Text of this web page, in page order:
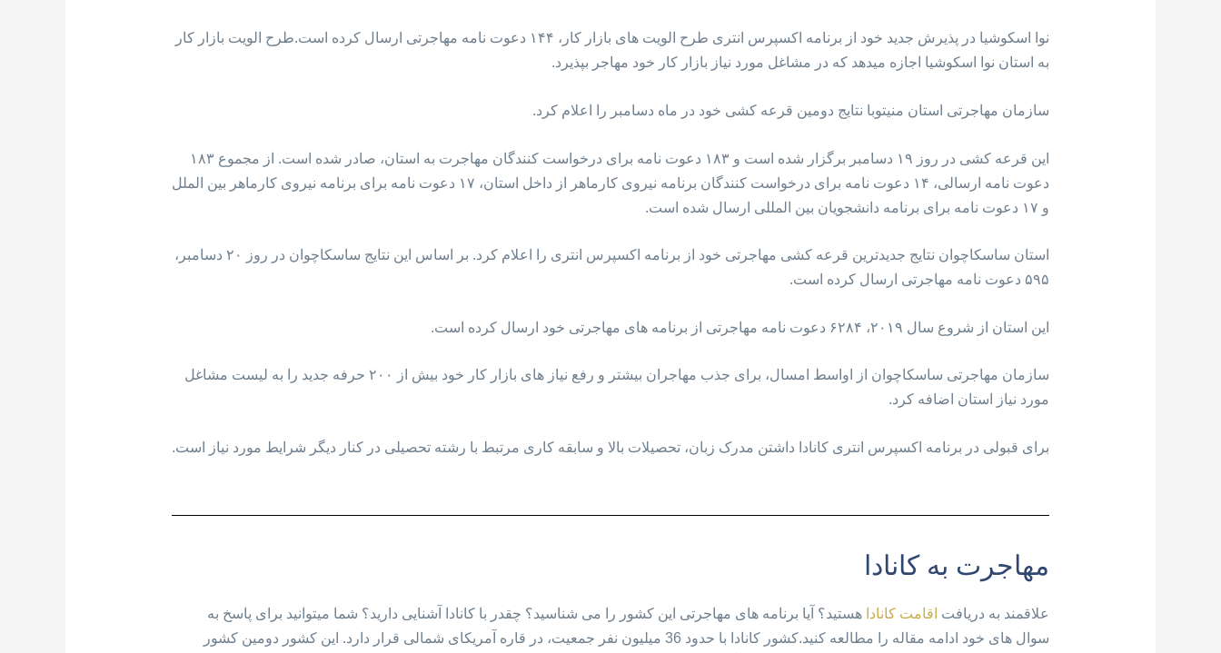
نوا اسکوشیا در پذیرش جدید خود از برنامه اکسپرس انتری طرح الویت های بازار کار، ۱۴۴ دعوت نامه مهاجرتی ارسال کرده است.طرح الویت بازار کار
به استان نوا اسکوشیا اجازه میدهد که در مشاغل مورد نیاز بازار کار خود مهاجر بپذیرد.
سازمان مهاجرتی استان منیتوبا نتایج دومین قرعه کشی خود در ماه دسامبر را اعلام کرد.
این قرعه کشی در روز ۱۹ دسامبر برگزار شده است و ۱۸۳ دعوت نامه برای درخواست کنندگان مهاجرت به استان، صادر شده است. از مجموع ۱۸۳
دعوت نامه ارسالی، ۱۴ دعوت نامه برای درخواست کنندگان برنامه نیروی کارماهر از داخل استان، ۱۷ دعوت نامه برای برنامه نیروی کارماهر بین الملل
و ۱۷ دعوت نامه برای برنامه دانشجویان بین المللی ارسال شده است.
استان ساسکاچوان نتایج جدیدترین قرعه کشی مهاجرتی خود از برنامه اکسپرس انتری را اعلام کرد. بر اساس این نتایج ساسکاچوان در روز ۲۰ دسامبر،
۵۹۵ دعوت نامه مهاجرتی ارسال کرده است.
این استان از شروع سال ۲۰۱۹، ۶۲۸۴ دعوت نامه مهاجرتی از برنامه های مهاجرتی خود ارسال کرده است.
سازمان مهاجرتی ساسکاچوان از اواسط امسال، برای جذب مهاجران بیشتر و رفع نیاز های بازار کار خود بیش از ۲۰۰ حرفه جدید را به لیست مشاغل
مورد نیاز استان اضافه کرد.
برای قبولی در برنامه اکسپرس انتری کانادا داشتن مدرک زبان، تحصیلات بالا و سابقه کاری مرتبط با رشته تحصیلی در کنار دیگر شرایط مورد نیاز است.
مهاجرت به کانادا
علاقمند به دریافت اقامت کانادا هستید؟ آیا برنامه های مهاجرتی این کشور را می شناسید؟ چقدر با کانادا آشنایی دارید؟ شما میتوانید برای پاسخ به
سوال های خود ادامه مقاله را مطالعه کنید.کشور کانادا با حدود 36 میلیون نفر جمعیت، در قاره آمریکای شمالی قرار دارد. این کشور دومین کشور